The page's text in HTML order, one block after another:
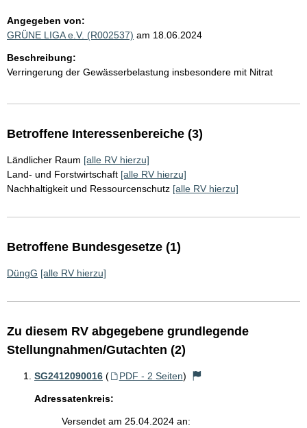
Angegeben von:
GRÜNE LIGA e.V. (R002537) am 18.06.2024
Beschreibung:
Verringerung der Gewässerbelastung insbesondere mit Nitrat
Betroffene Interessenbereiche (3)
Ländlicher Raum [alle RV hierzu]
Land- und Forstwirtschaft [alle RV hierzu]
Nachhaltigkeit und Ressourcenschutz [alle RV hierzu]
Betroffene Bundesgesetze (1)
DüngG [alle RV hierzu]
Zu diesem RV abgegebene grundlegende
Stellungnahmen/Gutachten (2)
SG2412090016 ( PDF - 2 Seiten)
Adressatenkreis:
Versendet am 25.04.2024 an: